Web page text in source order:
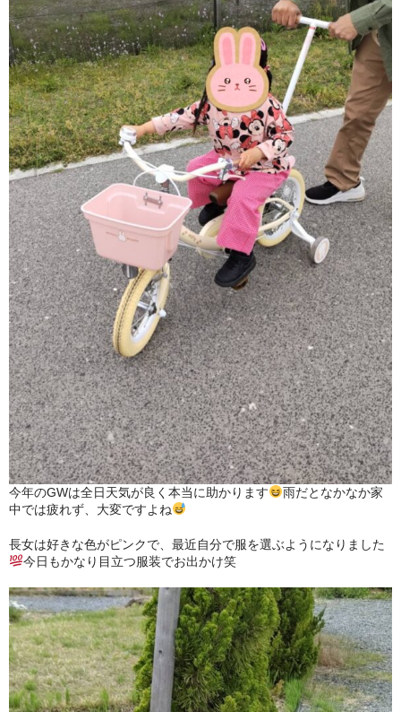
今年のGWは全日天気が良く本当に助かります
雨だとなかなか家
中では疲れず、大変ですよね
長女は好きな色がピンクで、最近自分で服を選ぶようになりました
今日もかなり目立つ服装でお出かけ笑